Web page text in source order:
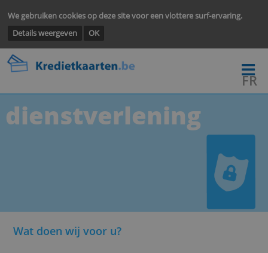
We gebruiken cookies op deze site voor een vlottere surf-
Details weergeven
dienstverlening